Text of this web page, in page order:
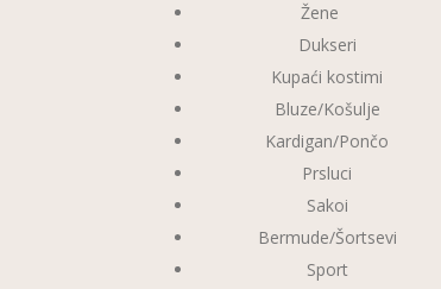
Žene
Dukseri
Kupaći kostimi
Bluze/Košulje
Kardigan/Pončo
Prsluci
Sakoi
Bermude/Šortsevi
Sport